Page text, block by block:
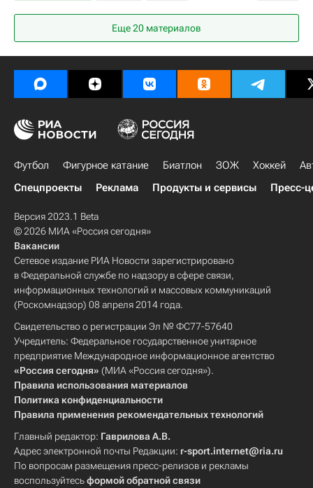
Национальная хоккейная лига (НХЛ)
Тампа-Бэй Лайтнинг
Баффало Сейбрз
Тайлер Эннис
Йохен Хехт Бенуа Пульо
Еще 20 материалов
Футбол Фигурное катание Биатлон ЗОЖ Хоккей
Спецпроекты
Реклама Продукты и сервисы Пресс-
Версия 2023.1 Beta
© 2026 МИА «Россия сегодня»
Вакансии
Сетевое издание РИА Новости зарегистрировано
в Федеральной службе по надзору в сфере связи,
информационных технологий и массовых коммуникаций
(Роскомнадзор) 08 апреля 2014 года.
Свидетельство о регистрации Эл № ФС77-57640
Учредитель: Федеральное государственное унитарное
предприятие Международное информационное агентство
«Россия сегодня» (МИА «Россия сегодня»).
Правила использования материалов
Политика конфиденциальности
Правила применения рекомендательных технологий
Главный редактор: Гаврилова А.В.
Адрес электронной почты Редакции: r-sport.internet@ria.ru
По вопросам размещения пресс-релизов и рекламы
воспользуйтесьформой обратной связи